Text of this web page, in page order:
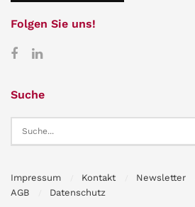
Folgen Sie uns!
Suche
Impressum Kontakt Newsletter
AGB
Datenschutz